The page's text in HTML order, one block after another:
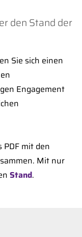
den Stand der
Sie sich einen
Engagement
mit den
Mit nur
Stand.